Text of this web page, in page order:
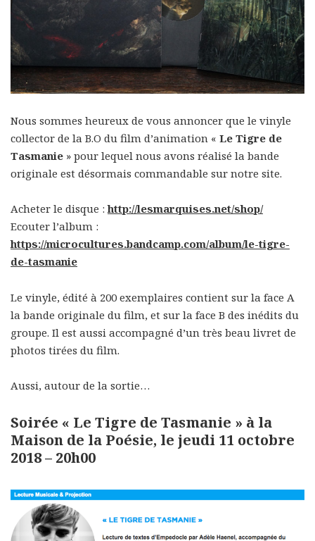
Nous sommes heureux de vous annoncer que le vinyle
collector de la B.O du film d’animation « Le Tigre de
Tasmanie » pour lequel nous avons réalisé la bande
originale est désormais commandable sur notre site.
Acheter le disque :http://lesmarquises.net/shop/
Ecouter l’album :
https://microcultures.bandcamp.com/album/le-tigre-
de-tasmanie
Le vinyle, édité à 200 exemplaires contient sur la face A
la bande originale du film, et sur la face B des inédits du
groupe. Il est aussi accompagné d’un très beau livret de
photos tirées du film.
Aussi, autour de la sortie…
Soirée « Le Tigre de Tasmanie » à la
Maison de la Poésie, le jeudi 11 octobre
2018 – 20h00